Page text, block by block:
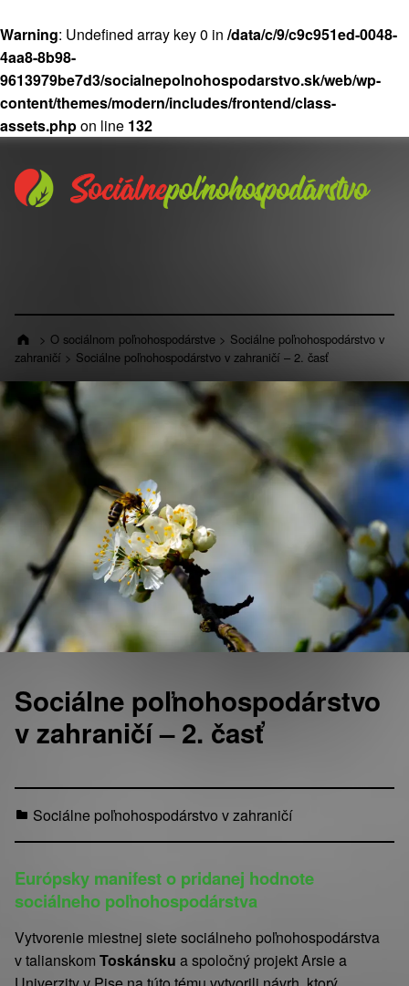
Warning: Undefined array key 0 in /data/c/9/c9c951ed-0048-
4aa8-8b98-
9613979be7d3/socialnepolnohospodarstvo.sk/web/wp-
content/themes/modern/includes/frontend/class-
assets.phpon line 132
Preskočiť na hlavnú navigáciu
Preskočiť na hlavný obsah
Preskočiť na pätičku
> O sociálnom poľnohospodárstve> Sociálne poľnohospodárstvo v
zahraničí > Sociálne poľnohospodárstvo v zahraničí – 2. časť
Sociálne poľnohospodárstvo
v zahraničí – 2. časť
2
.
s
e
t
0
Sociálne poľnohospodárstvo v zahraničí
M
l
l
a
Európsky manifest o pridanej hodnote
sociálneho poľnohospodárstva
Vytvorenie miestnej siete sociálneho poľnohospodárstva
v talianskom Toskánsku a spoločný projekt Arsie a